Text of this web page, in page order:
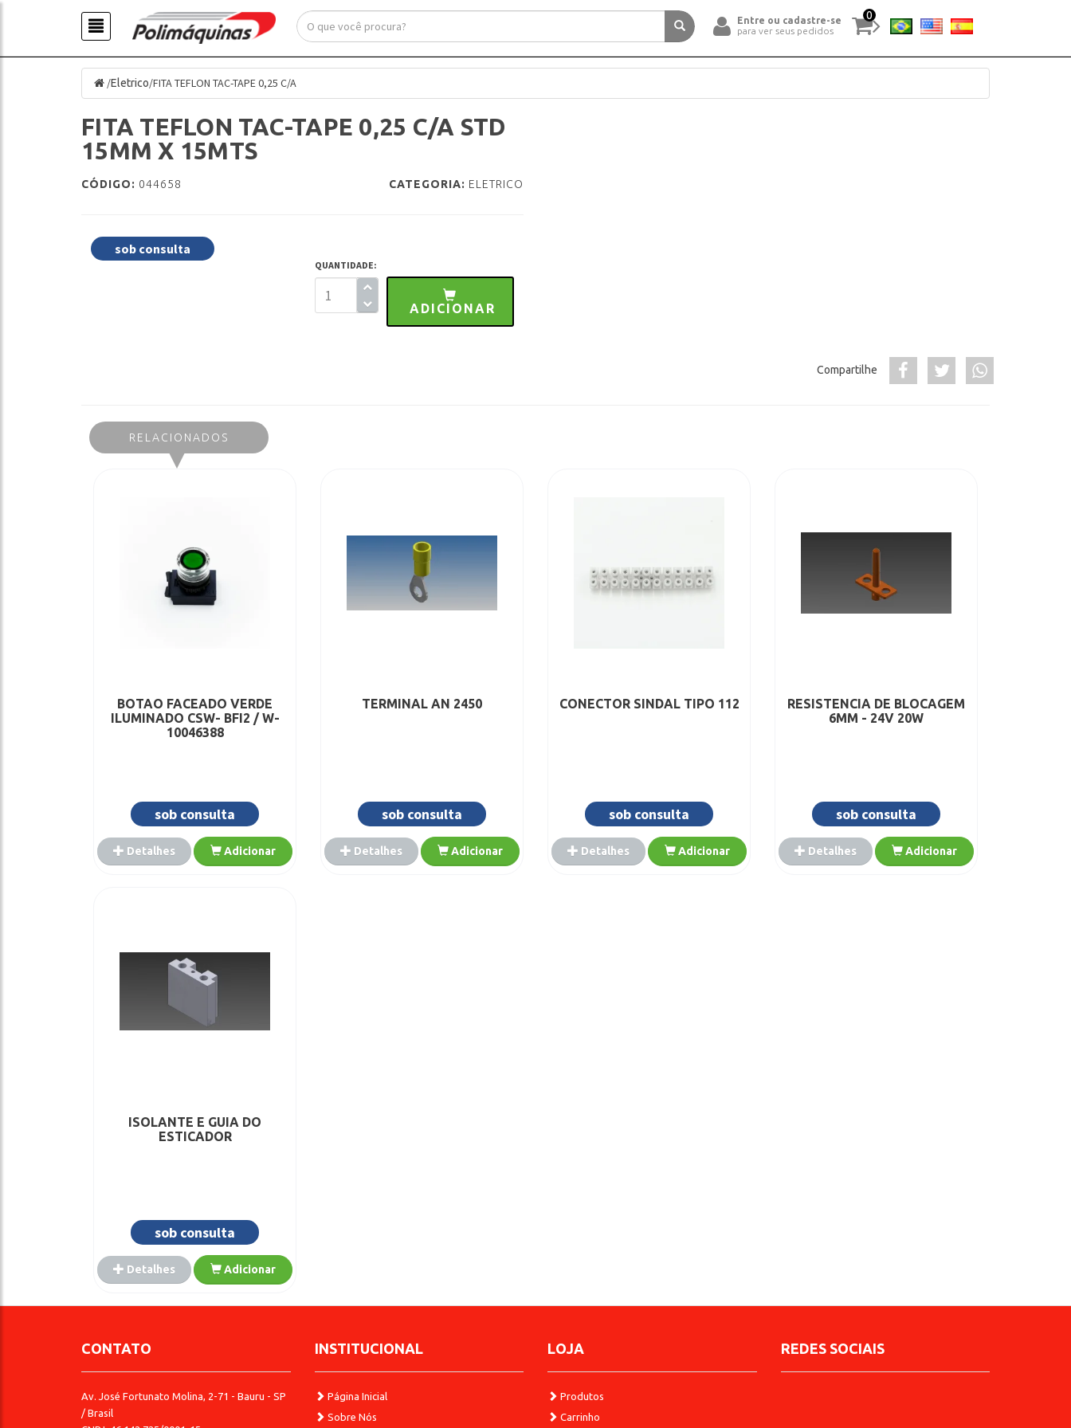
Entre ou cadastre-se
para ver seus pedidos
0
/Eletrico/FITA TEFLON TAC-TAPE 0,25 C/A
FITA TEFLON TAC-TAPE 0,25 C/A STD
15MM X 15MTS
CÓDIGO: 044658 CATEGORIA: ELETRICO
sob consulta
QUANTIDADE:
ADICIONAR
Compartilhe
RELACIONADOS
BOTAO FACEADO VERDE
ILUMINADO CSW- BFI2 / W-
10046388
sob consulta
Detalhes Adicionar
TERMINAL AN 2450
sob consulta
Detalhes Adicionar
CONECTOR SINDAL TIPO 112
sob consulta
Detalhes Adicionar
RESISTENCIA DE BLOCAGEM
6MM - 24V 20W
sob consulta
Detalhes Adicionar
ISOLANTE E GUIA DO
ESTICADOR
sob consulta
Detalhes Adicionar
CONTATO
Av. José Fortunato Molina, 2-71 - Bauru - SP
/ Brasil
INSTITUCIONAL
Página Inicial
Sobre Nós
LOJA
Produtos
Carrinho
REDES SOCIAIS